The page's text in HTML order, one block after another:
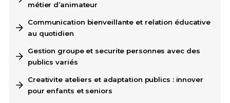
métier d’animateur
Communication bienveillante et relation éducative
au quotidien
Gestion groupe et securite personnes avec des
publics variés
Creativite ateliers et adaptation publics : innover
pour enfants et seniors